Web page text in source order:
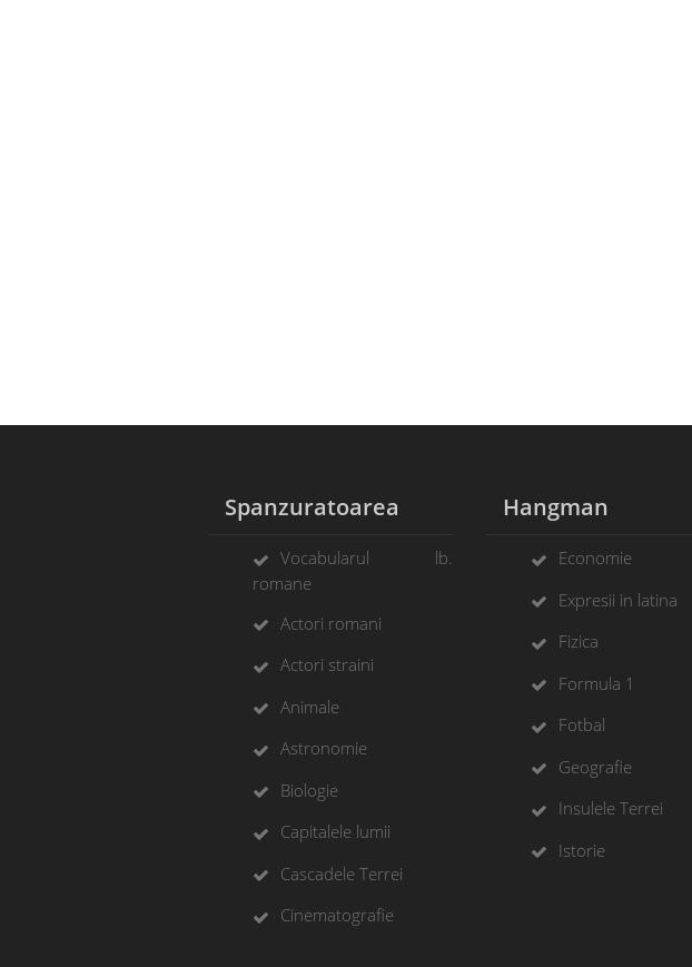
Spanzuratoarea
Vocabularul lb.
romane
Actori romani
Actori straini
Animale
Astronomie
Biologie
Capitalele lumii
Cascadele Terrei
Cinematografie
Hangman
Economie
Expresii in latina
Fizica
Formula 1
Fotbal
Geografie
Insulele Terrei
Istorie